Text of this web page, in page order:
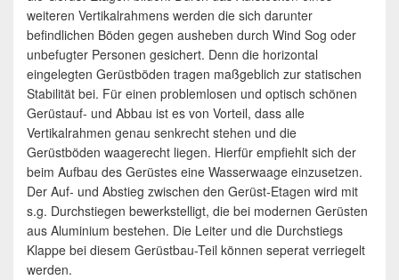
weiteren Vertikalrahmens werden die sich darunter
befindlichen Böden gegen ausheben durch Wind Sog oder
unbefugter Personen gesichert. Denn die horizontal
eingelegten Gerüstböden tragen maßgeblich zur statischen
Stabilität bei. Für einen problemlosen und optisch schönen
Gerüstauf- und Abbau ist es von Vorteil, dass alle
Vertikalrahmen genau senkrecht stehen und die
Gerüstböden waagerecht liegen. Hierfür empfiehlt sich der
beim Aufbau des Gerüstes eine Wasserwaage einzusetzen.
Der Auf- und Abstieg zwischen den Gerüst-Etagen wird mit
s.g. Durchstiegen bewerkstelligt, die bei modernen Gerüsten
aus Aluminium bestehen. Die Leiter und die Durchstiegs
Klappe bei diesem Gerüstbau-Teil können seperat verriegelt
werden.